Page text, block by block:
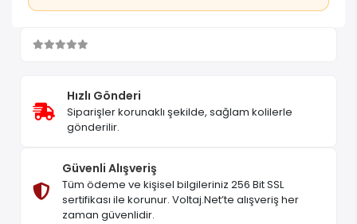
Hızlı Gönderi
Siparişler korunaklı şekilde, sağlam kolilerle
gönderilir.
Güvenli Alışveriş
Tüm ödeme ve kişisel bilgileriniz 256 Bit SSL
sertifikası ile korunur. Voltaj.Net’te alışveriş her
zaman güvenlidir.